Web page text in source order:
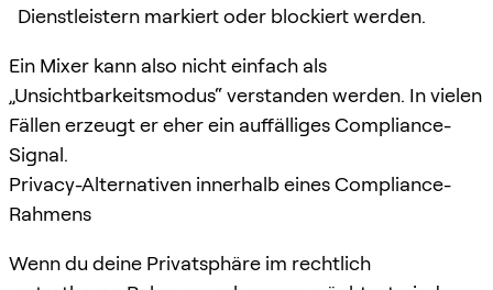
Dienstleistern markiert oder blockiert werden.
Ein Mixer kann also nicht einfach als
„Unsichtbarkeitsmodus“ verstanden werden. In vielen
Fällen erzeugt er eher ein auffälliges Compliance-
Signal.
Privacy-Alternativen innerhalb eines Compliance-
Rahmens
Wenn du deine Privatsphäre im rechtlich